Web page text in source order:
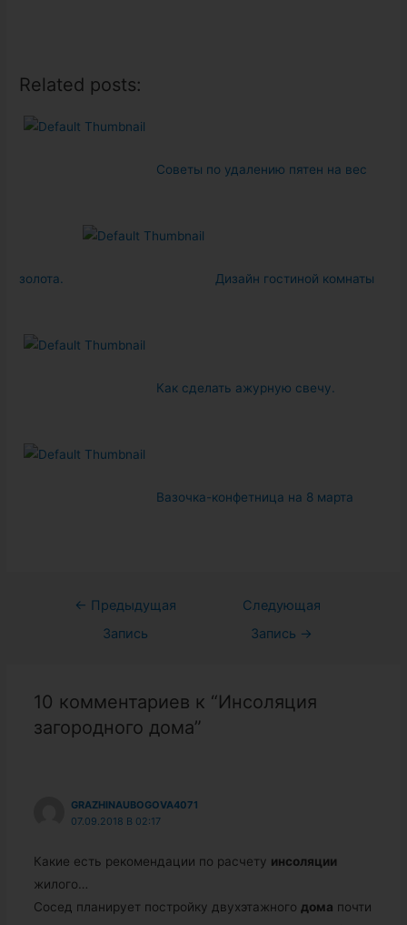
Related posts:
Советы по удалению пятен на вес
золота. Дизайн гостиной комнаты
Как сделать ажурную свечу.
Вазочка-конфетница на 8 марта
Навигация
← Предыдущая
Запись
Следующая
Запись →
10 комментариев к “Инсоляция
загородного дома”
GRAZHINAUBOGOVA4071
07.09.2018 В 02:17
Какие есть рекомендации по расчету инсоляции
жилого…
Сосед планирует постройку двухэтажного дома почти